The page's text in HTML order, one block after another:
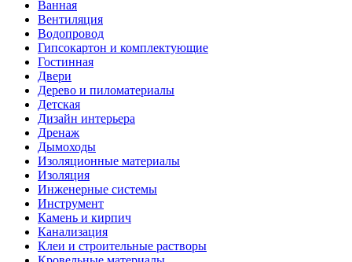
Ванная
Вентиляция
Водопровод
Гипсокартон и комплектующие
Гостинная
Двери
Дерево и пиломатериалы
Детская
Дизайн интерьера
Дренаж
Дымоходы
Изоляционные материалы
Изоляция
Инженерные системы
Инструмент
Камень и кирпич
Канализация
Клеи и строительные растворы